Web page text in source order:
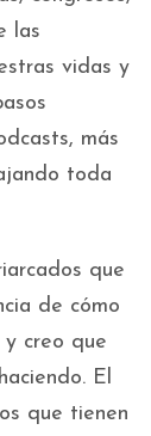
las
vidas y
más
toda
que
de cómo
y creo que
El
que tienen